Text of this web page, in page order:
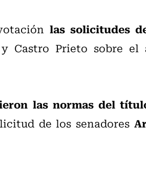
las solicitudes
Castro Prieto sobre el
las normas del
de los senadores